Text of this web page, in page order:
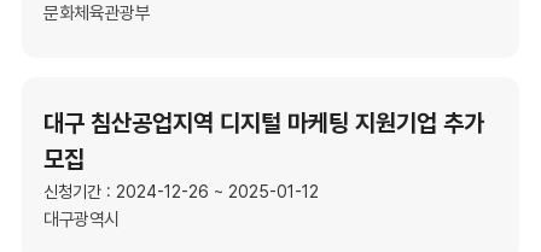
문화체육관광부
대구 침산공업지역 디지털 마케팅 지원기업 추가
모집
신청기간 : 2024-12-26 ~ 2025-01-12
대구광역시